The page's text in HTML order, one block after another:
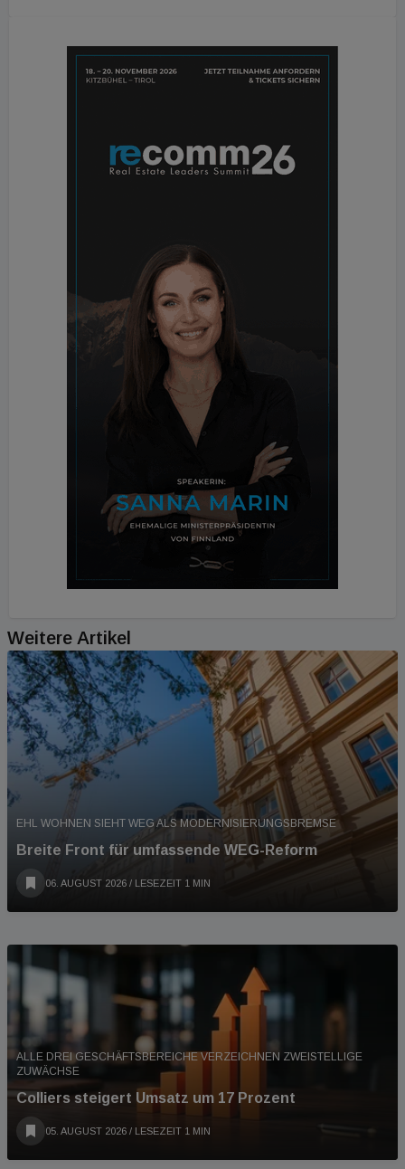
Weitere Artikel
EHL WOHNEN SIEHT WEG ALS MODERNISIERUNGSBREMSE
Breite Front für umfassende WEG-Reform
06. AUGUST 2026 / LESEZEIT 1 MIN
ALLE DREI GESCHÄFTSBEREICHE VERZEICHNEN ZWEISTELLIGE
ZUWÄCHSE
Colliers steigert Umsatz um 17 Prozent
05. AUGUST 2026 / LESEZEIT 1 MIN